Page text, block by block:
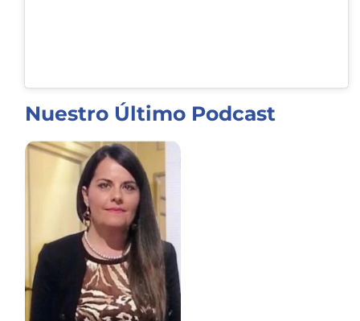
Nuestro Último Podcast